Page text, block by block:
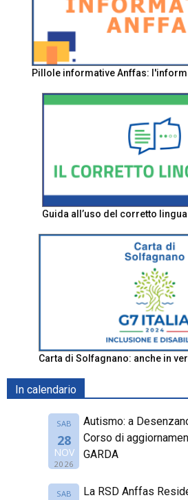
Pillole informative Anffas:
Guida all’uso del corretto
Carta di Solfagnano: anche in
In calendario
SAB
28
NOV
2026
Autismo: a
Corso di
GARDA
SAB
La RSD Anffas